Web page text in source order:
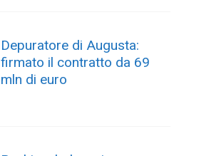
Depuratore di Augusta:
firmato il contratto da 69
mln di euro